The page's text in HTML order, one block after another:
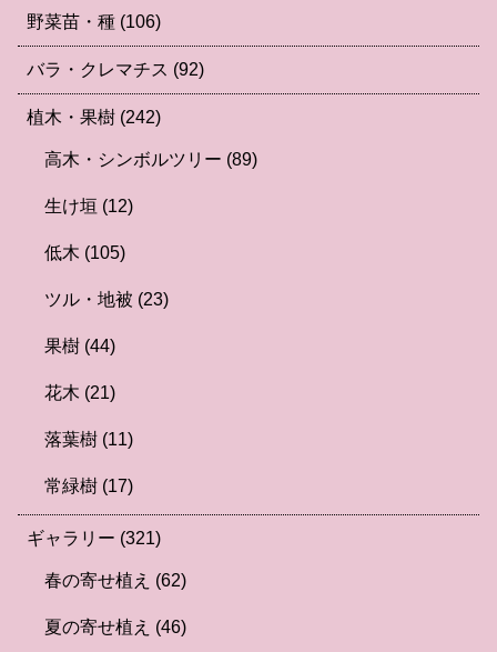
野菜苗・種 (106)
バラ・クレマチス (92)
植木・果樹 (242)
高木・シンボルツリー (89)
生け垣 (12)
低木 (105)
ツル・地被 (23)
果樹 (44)
花木 (21)
落葉樹 (11)
常緑樹 (17)
ギャラリー (321)
春の寄せ植え (62)
夏の寄せ植え (46)